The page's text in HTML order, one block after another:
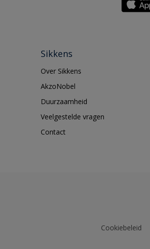
Sikkens
Over Sikkens
AkzoNobel
Duurzaamheid
Veelgestelde vragen
Contact
Cookiebeleid